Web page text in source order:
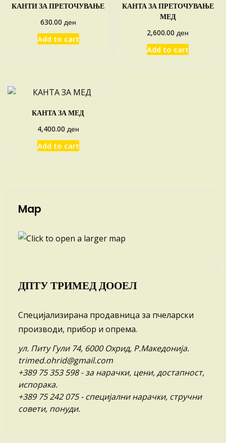
КАНТИ ЗА ПРЕТОЧУВАЊЕ
630.00 ден
Add to cart
КАНТА ЗА ПРЕТОЧУВАЊЕ
МЕД
2,600.00 ден
Add to cart
КАНТА ЗА МЕД
4,400.00 ден
Add to cart
Map
ДПТУ ТРИМЕД ДООЕЛ
Специјализирана продавница за пчеларски
производи, прибор и опрема.
ул. Питу Гули 74, 6000 Охрид, Р.Македонија.
trimed.ohrid@gmail.com
+389 75 353 598- за нарачки, цени, достапност,
испорака.
+389 75 242 075- специјални нарачки, стручни
совети, понуди.